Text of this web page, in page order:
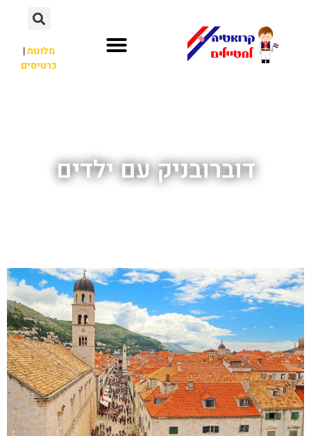
מלונות|
כרטיסים
דוברובניק עם ילדים